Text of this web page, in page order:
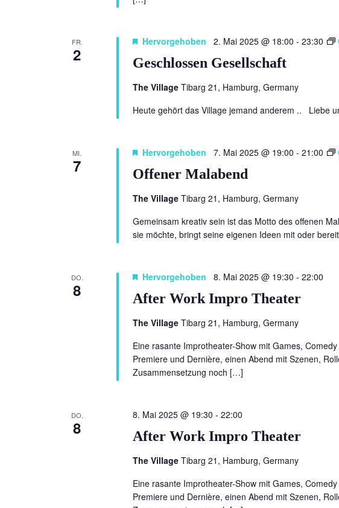
FR.
2 Geschlossen Gesellschaft
Hervorgehoben 2. Mai 2025 @ 18:00 - 23:30
The Village Tibarg 21, Hamburg, Germany
Heute gehört das Village jemand anderem .. Liebe
MI.
7 Offener Malabend
Hervorgehoben 7. Mai 2025 @ 19:00 - 21:00
The Village Tibarg 21, Hamburg, Germany
Gemeinsam kreativ sein ist das Motto des offenen
sie möchte, bringt seine eigenen Ideen mit oder
DO.
8 After Work Impro Theater
Hervorgehoben 8. Mai 2025 @ 19:30 - 22:00
The Village Tibarg 21, Hamburg, Germany
Eine rasante Improtheater-Show mit Games,
Premiere und Dernière, einen Abend mit Szenen,
Zusammensetzung noch […]
DO.
8 After Work Impro Theater
8. Mai 2025 @ 19:30 - 22:00
The Village Tibarg 21, Hamburg, Germany
Eine rasante Improtheater-Show mit Games,
Premiere und Dernière, einen Abend mit Szenen,